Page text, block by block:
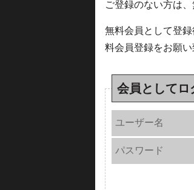
ご登録のない方は
無料会員として登録
料会員登録をお願い
会員としてロ
ユーザー名
パスワード